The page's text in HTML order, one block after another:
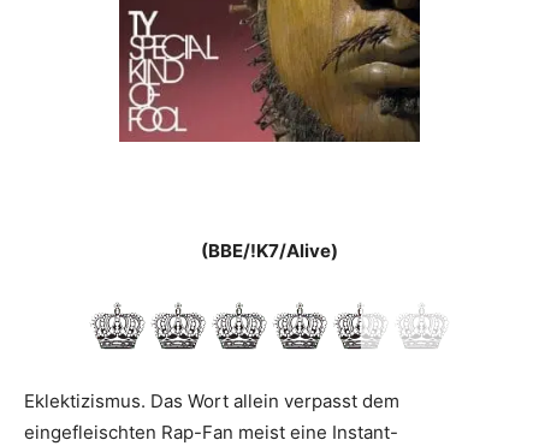
(BBE/!K7/Alive)
Eklektizismus. Das Wort allein verpasst dem
eingefleischten Rap-Fan meist eine Instant-